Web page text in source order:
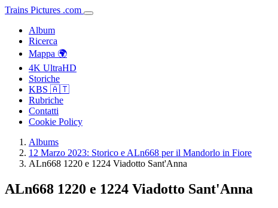
Trains Pictures .com
Album
Ricerca
Mappa 🌍
4K UltraHD
Storiche
KBS 🇦🇹
Rubriche
Contatti
Cookie Policy
Albums
12 Marzo 2023: Storico e ALn668 per il Mandorlo in Fiore
ALn668 1220 e 1224 Viadotto Sant'Anna
ALn668 1220 e 1224 Viadotto Sant'Anna